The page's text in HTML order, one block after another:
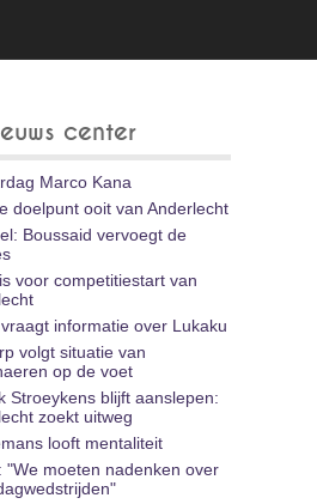
center
Marco Kana
doelpunt ooit van Anderlecht
Boussaid vervoegt de
voor competitiestart van
vraagt informatie over Lukaku
volgt situatie van
op de voet
Stroeykens blijft aanslepen:
zoekt uitweg
looft mentaliteit
"We moeten nadenken over